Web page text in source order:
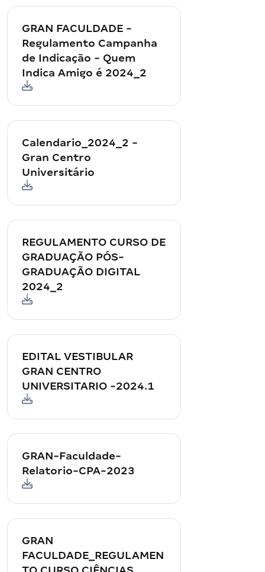
GRAN FACULDADE -
Regulamento Campanha
de Indicação - Quem
Indica Amigo é 2024_2
Calendario_2024_2 -
Gran Centro
Universitário
REGULAMENTO CURSO DE
GRADUAÇÃO PÓS-
GRADUAÇÃO DIGITAL
2024_2
EDITAL VESTIBULAR
GRAN CENTRO
UNIVERSITARIO -2024.1
GRAN-Faculdade-
Relatorio-CPA-2023
GRAN
FACULDADE_REGULAMEN